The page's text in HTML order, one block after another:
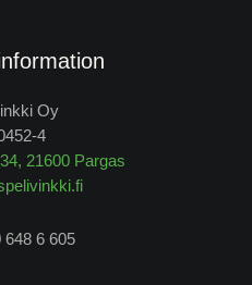
Oy
4
21600 Pargas
648 6 605